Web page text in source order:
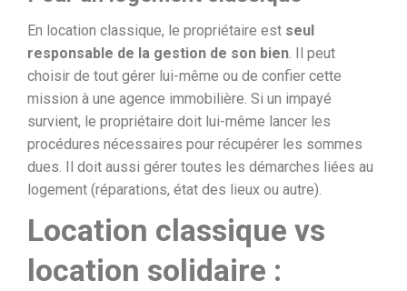
En location classique, le propriétaire est seul
responsable de la gestion de son bien. Il peut
choisir de tout gérer lui-même ou de confier cette
mission à une agence immobilière. Si un impayé
survient, le propriétaire doit lui-même lancer les
procédures nécessaires pour récupérer les sommes
dues. Il doit aussi gérer toutes les démarches liées au
logement (réparations, état des lieux ou autre).
Location classique vs
location solidaire :